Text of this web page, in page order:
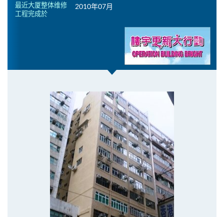
最近大厦整体维修
工程完成於
2010年07月